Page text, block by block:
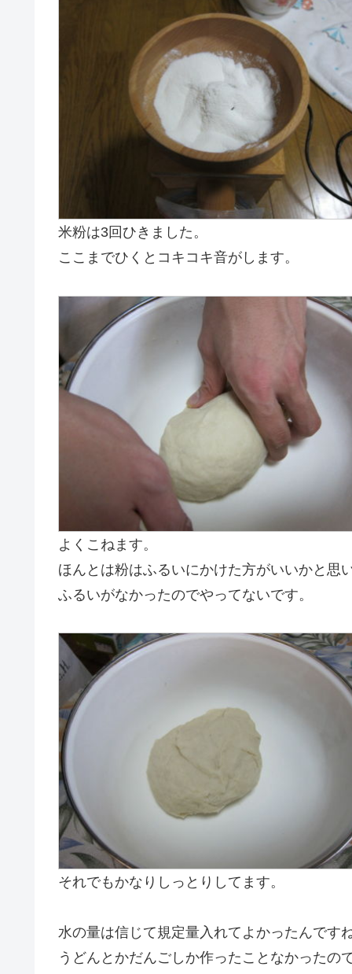
米粉は3回ひきました。
ここまでひくとコキコキ音がします。
よくこねます。
ほんとは粉はふるいにかけた方がいいかと思
ふるいがなかったのでやってないです。
それでもかなりしっとりしてます。
水の量は信じて規定量入れてよかったんです
うどんとかだんごしか作ったことなかったの